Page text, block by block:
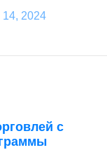
2024
с